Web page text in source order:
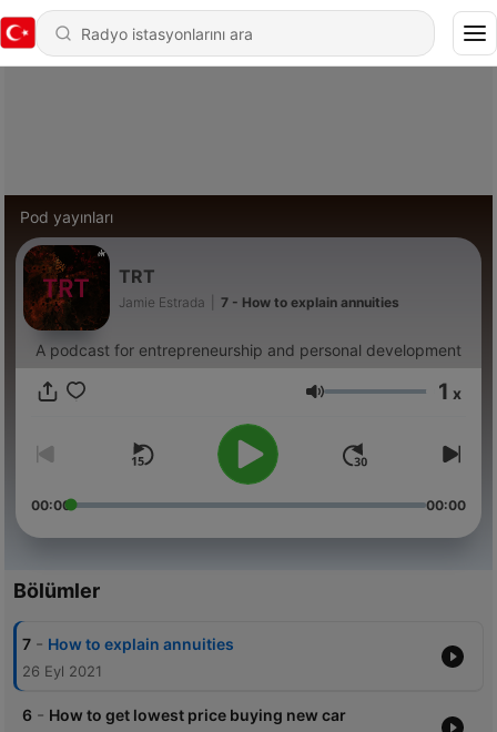
Pod yayınları
TRT
Jamie Estrada 7 - How to explain annuities
A podcast for entrepreneurship and personal development
Ses 1 x
00:00 00:00
Bölümler
7 - How to explain annuities
26 Eyl 2021
6 - How to get lowest price buying new car